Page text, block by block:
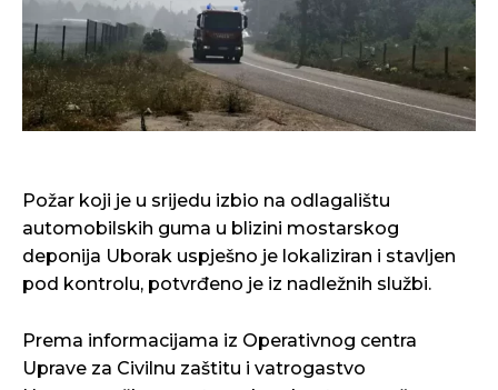
Požar koji je u srijedu izbio na odlagalištu
automobilskih guma u blizini mostarskog
deponija Uborak uspješno je lokaliziran i stavljen
pod kontrolu, potvrđeno je iz nadležnih službi.
Prema informacijama iz Operativnog centra
Uprave za Civilnu zaštitu i vatrogastvo